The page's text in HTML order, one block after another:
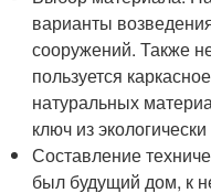
варианты
сооружений. Также
пользуется
натуральных
ключ из
Составление
был будущий дом, к